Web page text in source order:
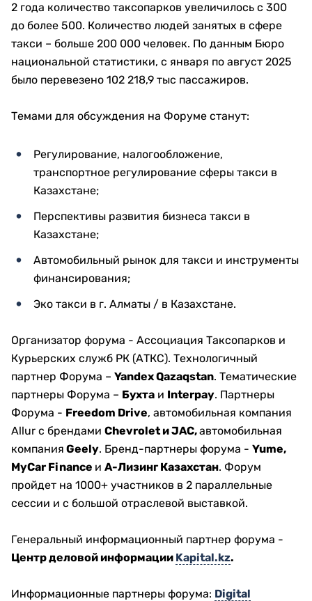
2 года количество таксопарков увеличилось с 300
до более 500. Количество людей занятых в сфере
такси – больше 200 000 человек. По данным Бюро
национальной статистики, с января по август 2025
было перевезено 102 218,9 тыс пассажиров.
Темами для обсуждения на Форуме станут:
Регулирование, налогообложение,
транспортное регулирование сферы такси в
Казахстане;
Перспективы развития бизнеса такси в
Казахстане;
Автомобильный рынок для такси и инструменты
финансирования;
Эко такси в г. Алматы / в Казахстане.
Организатор форума - Ассоциация Таксопарков и
Курьерских служб РК (АТКС). Технологичный
партнер Форума – Yandex Qazaqstan. Тематические
партнеры Форума – Бухта и Interpay. Партнеры
Форума - Freedom Drive, автомобильная компания
Allur с брендами Chevrolet и JAC,автомобильная
компания Geely. Бренд-партнеры форума - Yume,
MyCar Finance и А-Лизинг Казахстан. Форум
пройдет на 1000+ участников в 2 параллельные
сессии и с большой отраслевой выставкой.
Генеральный информационный партнер форума -
Центр деловой информации Kapital.kz.
Информационные партнеры форума: Digital